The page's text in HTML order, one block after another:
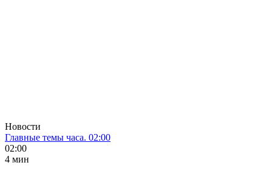
Новости
Главные темы часа. 02:00
02:00
4 мин